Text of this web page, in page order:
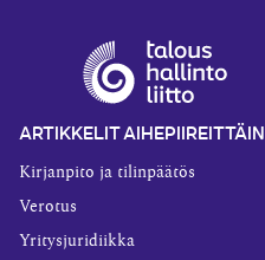
ARTIKKELIT AIHEPIIREITTÄIN
Kirjanpito ja tilinpäätös
Verotus
Yritysjuridiikka